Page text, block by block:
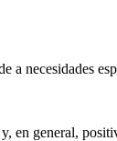
a necesidades
en general,